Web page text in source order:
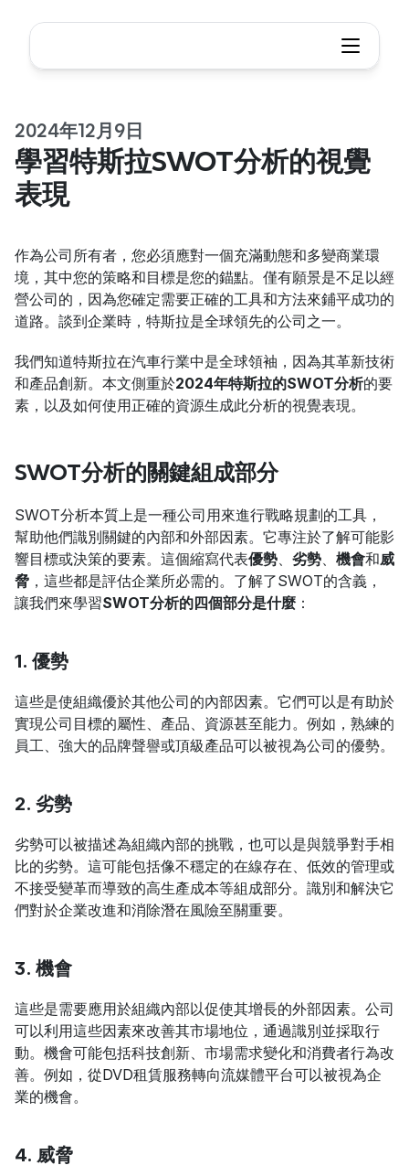
2024年12月9日
學習特斯拉SWOT分析的視覺
表現
作為公司所有者，您必須應對一個充滿動態和多變商業環
境，其中您的策略和目標是您的錨點。僅有願景是不足以經
營公司的，因為您確定需要正確的工具和方法來鋪平成功的
道路。談到企業時，特斯拉是全球領先的公司之一。
我們知道特斯拉在汽車行業中是全球領袖，因為其革新技術
和產品創新。本文側重於2024年特斯拉的SWOT分析的要
素，以及如何使用正確的資源生成此分析的視覺表現。
SWOT分析的關鍵組成部分
SWOT分析本質上是一種公司用來進行戰略規劃的工具，
幫助他們識別關鍵的內部和外部因素。它專注於了解可能影
響目標或決策的要素。這個縮寫代表優勢、 劣勢、 機會和威
脅 ，這些都是評估企業所必需的。了解了SWOT的含義，
讓我們來學習SWOT分析的四個部分是什麼 ：
1. 優勢
這些是使組織優於其他公司的內部因素。它們可以是有助於
實現公司目標的屬性、產品、資源甚至能力。例如，熟練的
員工、強大的品牌聲譽或頂級產品可以被視為公司的優勢。
2. 劣勢
劣勢可以被描述為組織內部的挑戰，也可以是與競爭對手相
比的劣勢。這可能包括像不穩定的在線存在、低效的管理或
不接受變革而導致的高生產成本等組成部分。識別和解決它
們對於企業改進和消除潛在風險至關重要。
3. 機會
這些是需要應用於組織內部以促使其增長的外部因素。公司
可以利用這些因素來改善其市場地位，通過識別並採取行
動。機會可能包括科技創新、市場需求變化和消費者行為改
善。例如，從DVD租賃服務轉向流媒體平台可以被視為企
業的機會。
4. 威脅